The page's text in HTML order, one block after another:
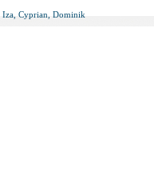
Iza, Cyprian, Dominik